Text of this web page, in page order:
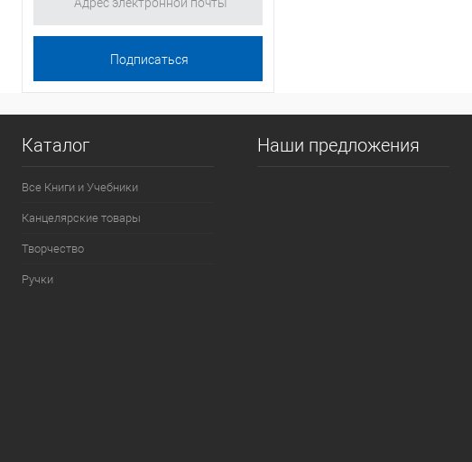
Каталог
Все Книги и Учебники
Канцелярские товары
Творчество
Ручки
Наши предложения